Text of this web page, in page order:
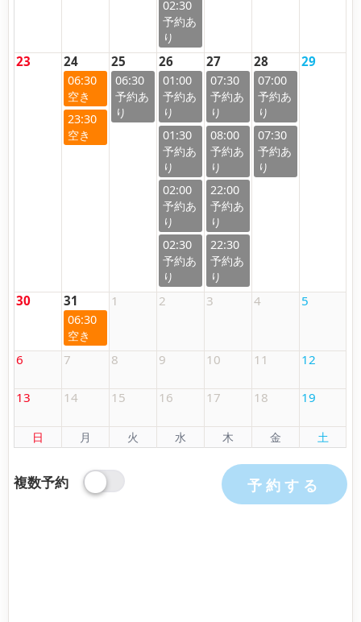
02:30
23 24
06:30
23:30
25
06:30
26
01:00
01:30
02:00
02:30
27
07:30
08:00
22:00
22:30
28
07:00
07:30
29
30 31
06:30
1 2 3 4 5
6 7 8 9 10 11 12
13 14 15 16 17 18 19
日 月 火 水 木 金 土
複数予約 予約する